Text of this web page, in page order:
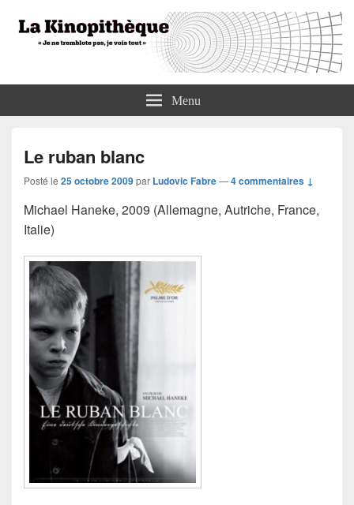
La KinopithèqueMenu
Le ruban blanc
Posté le 25 octobre 2009par Ludovic Fabre—4 commentaires ↓
Michael Haneke, 2009 (Allemagne, Autriche, France,
Italie)